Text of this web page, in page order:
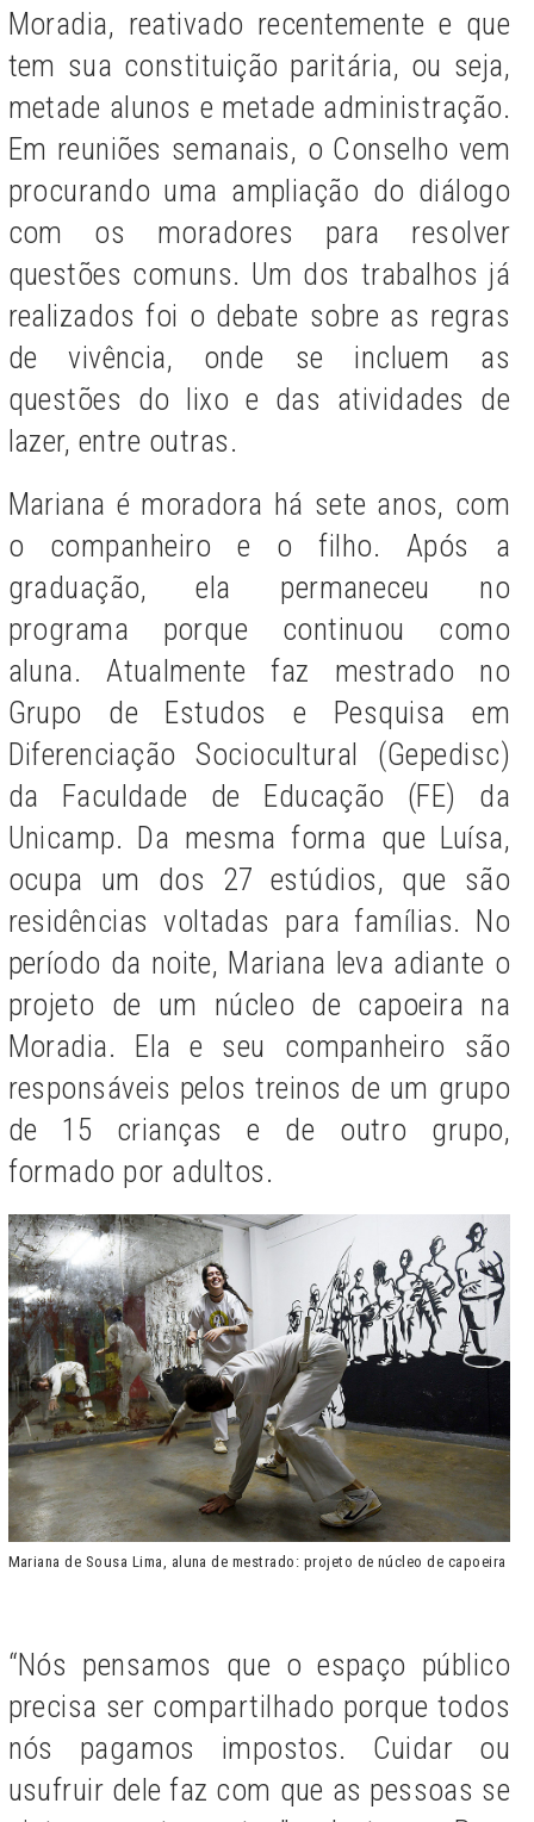
Moradia, reativado recentemente e que
tem sua constituição paritária, ou seja,
metade alunos e metade administração.
Em reuniões semanais, o Conselho vem
procurando uma ampliação do diálogo
com os moradores para resolver
questões comuns. Um dos trabalhos já
realizados foi o debate sobre as regras
de vivência, onde se incluem as
questões do lixo e das atividades de
lazer, entre outras.
Mariana é moradora há sete anos, com
o companheiro e o filho. Após a
graduação, ela permaneceu no
programa porque continuou como
aluna. Atualmente faz mestrado no
Grupo de Estudos e Pesquisa em
Diferenciação Sociocultural (Gepedisc)
da Faculdade de Educação (FE) da
Unicamp. Da mesma forma que Luísa,
ocupa um dos 27 estúdios, que são
residências voltadas para famílias. No
período da noite, Mariana leva adiante o
projeto de um núcleo de capoeira na
Moradia. Ela e seu companheiro são
responsáveis pelos treinos de um grupo
de 15 crianças e de outro grupo,
formado por adultos.
Mariana de Sousa Lima, aluna de mestrado: projeto de núcleo de capoeira
“Nós pensamos que o espaço público
precisa ser compartilhado porque todos
nós pagamos impostos. Cuidar ou
usufruir dele faz com que as pessoas se